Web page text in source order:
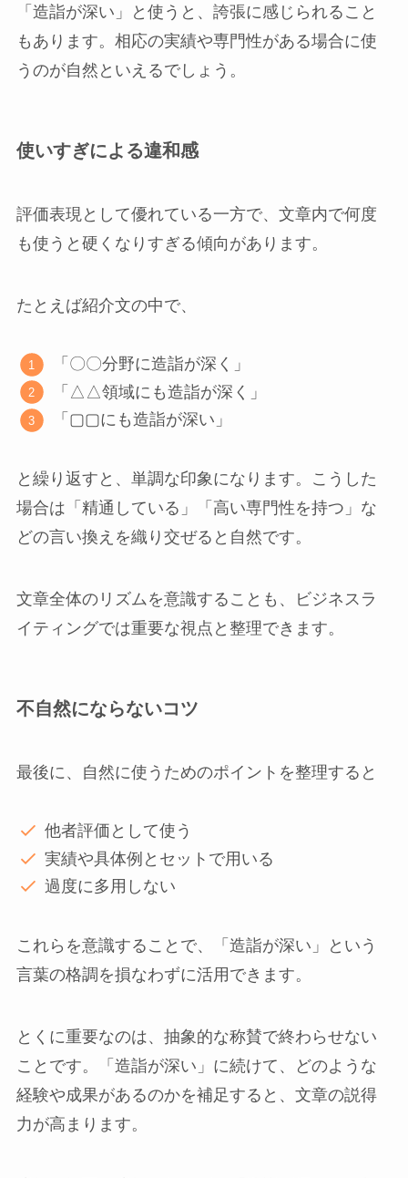
「造詣が深い」と使うと、誇張に感じられること
もあります。相応の実績や専門性がある場合に使
うのが自然といえるでしょう。
使いすぎによる違和感
評価表現として優れている一方で、文章内で何度
も使うと硬くなりすぎる傾向があります。
たとえば紹介文の中で、
「〇〇分野に造詣が深く」
「△△領域にも造詣が深く」
「▢▢にも造詣が深い」
と繰り返すと、単調な印象になります。こうした
場合は「精通している」「高い専門性を持つ」な
どの言い換えを織り交ぜると自然です。
文章全体のリズムを意識することも、ビジネスラ
イティングでは重要な視点と整理できます。
不自然にならないコツ
最後に、自然に使うためのポイントを整理すると
他者評価として使う
実績や具体例とセットで用いる
過度に多用しない
これらを意識することで、「造詣が深い」という
言葉の格調を損なわずに活用できます。
とくに重要なのは、抽象的な称賛で終わらせない
ことです。「造詣が深い」に続けて、どのような
経験や成果があるのかを補足すると、文章の説得
力が高まります。